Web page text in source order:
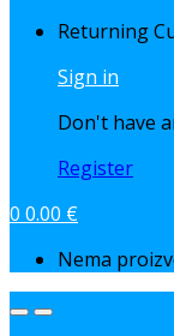
Returning
Sign in
Don't have
Register
0 0.00 €
Nema